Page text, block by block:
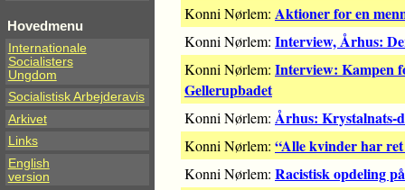
Hovedmenu
Internationale
Socialisters
Ungdom
Socialistisk Arbejderavis
Arkivet
Links
English
version
Konni Nørlem: Aktioner for en
Konni Nørlem: Interview, Århus:
Konni Nørlem: Interview: Kampen
Gellerupbadet
Konni Nørlem: Århus: Krystalnats-
Konni Nørlem: “Alle kvinder har
Konni Nørlem: Racistisk opdeling